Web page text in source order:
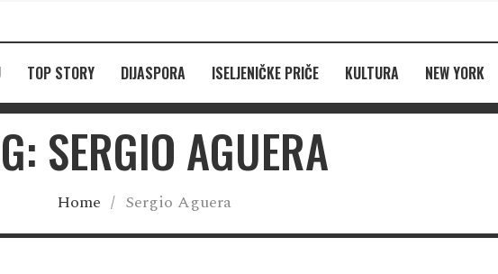
TOP STORY DIJASPORA ISELJENIČKE PRIČE KULTURA NEW YORK
SERGIO AGUERA
Home / Sergio Aguera